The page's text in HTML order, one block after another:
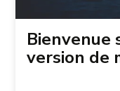
Bienvenue
version de